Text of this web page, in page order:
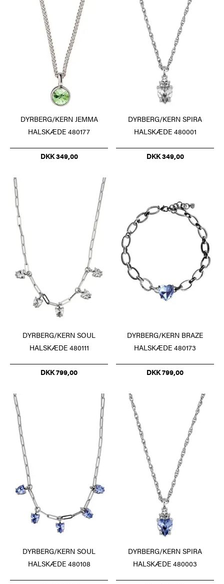
DYRBERG/KERN JEMMA
HALSKÆDE 480177
DKK 349,00
DYRBERG/KERN SPIRA
HALSKÆDE 480001
DKK 349,00
DYRBERG/KERN SOUL
HALSKÆDE 480111
DKK 799,00
DYRBERG/KERN BRAZE
HALSKÆDE 480173
DKK 799,00
DYRBERG/KERN SOUL
HALSKÆDE 480108
DYRBERG/KERN SPIRA
HALSKÆDE 480003